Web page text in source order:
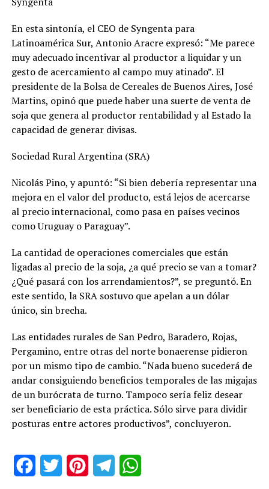
En esta sintonía, el CEO de Syngenta para
Latinoamérica Sur, Antonio Aracre expresó: “Me parece
muy adecuado incentivar al productor a liquidar y un
gesto de acercamiento al campo muy atinado”. El
presidente de la Bolsa de Cereales de Buenos Aires, José
Martins, opinó que puede haber una suerte de venta de
soja que genera al productor rentabilidad y al Estado la
capacidad de generar divisas.
Sociedad Rural Argentina (SRA)
Nicolás Pino, y apuntó: “Si bien debería representar una
mejora en el valor del producto, está lejos de acercarse
al precio internacional, como pasa en países vecinos
como Uruguay o Paraguay”.
La cantidad de operaciones comerciales que están
ligadas al precio de la soja, ¿a qué precio se van a tomar?
¿Qué pasará con los arrendamientos?”, se preguntó. En
este sentido, la SRA sostuvo que apelan a un dólar
único, sin brecha.
Las entidades rurales de San Pedro, Baradero, Rojas,
Pergamino, entre otras del norte bonaerense pidieron
por un mismo tipo de cambio. “Nada bueno sucederá de
andar consiguiendo beneficios temporales de las migajas
de un burócrata de turno. Tampoco sería feliz desear
ser beneficiario de esta práctica. Sólo sirve para dividir
posturas entre actores productivos”, concluyeron.
FacebookTwitter PinterestTelegram